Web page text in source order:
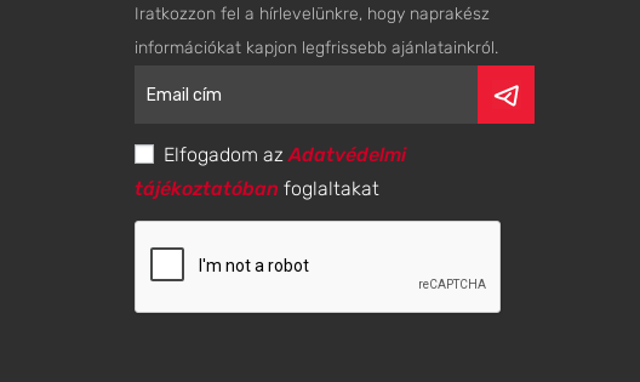
Iratkozzon fel a hírlevelünkre, hogy naprakész
információkat kapjon legfrissebb ajánlatainkról.
Elfogadom azAdatvédelmi
tájékoztatóban foglaltakat